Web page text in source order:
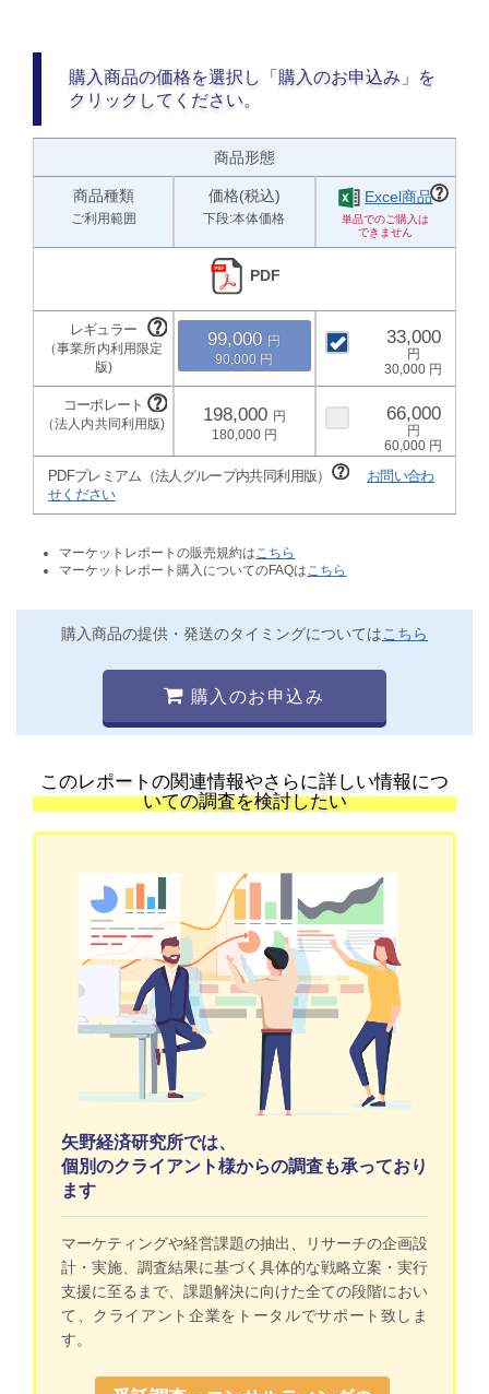
購入商品の価格を選択し「購入のお申込み」を
クリックしてください。
商品形態
商品種類
ご利用範囲
価格(税込)
下段:本体価格
Excel商品
PDF
99,000
90,000
33,000
30,000
198,000
180,000
66,000
60,000
PDFプレミアム（法人グループ内共同利用版）
お問い合わ
せください
マーケットレポートの販売規約は こちら
マーケットレポート購入についてのFAQは こちら
購入商品の提供・発送のタイミングについてはこちら
購入のお申込み
このレポートの関連情報やさらに詳しい情報につ
いての調査を検討したい
矢野経済研究所では、
個別のクライアント様からの調査も承っており
ます
マーケティングや経営課題の抽出、リサーチの企画設
計・実施、調査結果に基づく具体的な戦略立案・実行
支援に至るまで、課題解決に向けた全ての段階におい
て、クライアント企業をトータルでサポート致しま
す。